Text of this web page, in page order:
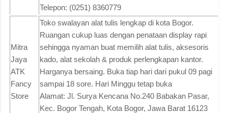
Telepon: (0251) 8360779
Mitra
Jaya
ATK
Fancy
Store
Toko swalayan alat tulis lengkap di kota Bogor.
Ruangan cukup luas dengan penataan display rapi
sehingga nyaman buat memilih alat tulis, aksesoris
kado, alat sekolah & produk perlengkapan kantor.
Harganya bersaing. Buka tiap hari dari pukul 09 pagi
sampai 18 sore. Hari Minggu tetap buka
Alamat: Jl. Surya Kencana No.240 Babakan Pasar,
Kec. Bogor Tengah, Kota Bogor, Jawa Barat 16123